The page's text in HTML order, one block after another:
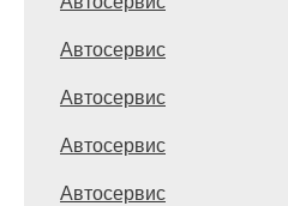
Автосервис
Автосервис
Автосервис
Автосервис